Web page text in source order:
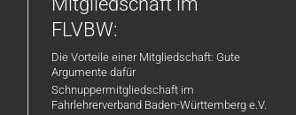
FLVBW:
Die Vorteile einer Mitgliedschaft: Gute
Argumente dafür
Schnuppermitgliedschaft im
Fahrlehrerverband Baden-Württemberg e.V.